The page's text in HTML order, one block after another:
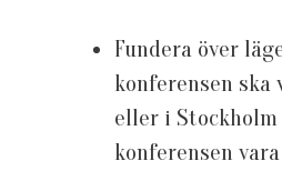
Fundera över
konferensen ska
eller i
konferensen